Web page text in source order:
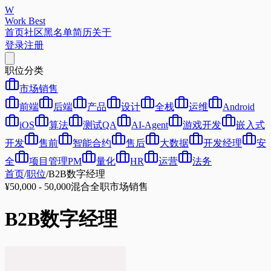
W
Work Best
首页社区黑名单简历关于
登录注册
职位分类
市场销售
前端
后端 产品 设计 全栈 运维
Android
iOS
算法 测试QA AI-Agent 游戏开发
嵌入式
开发
售前 智能合约 售后 大数据 开发经理
安
全
项目管理PM 量化 HR 运营
法务
首页/职位/B2B数字经理
¥50,000 - 50,000混合全职市场销售
B2B数字经理